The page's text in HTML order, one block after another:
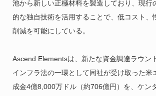
池から新しい正極材料を製造しており、現行
的な独自技術を活用することで、低コスト、
削減を可能にしている。
Ascend Elementsは、新たな資金調達ラウン
インフラ法の一環として同社が受け取った米
成金4億8,000万ドル（約706億円）を、ケン